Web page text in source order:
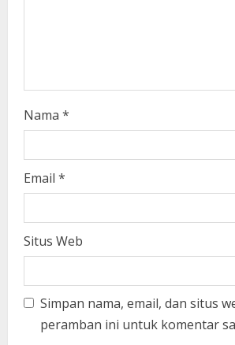
Nama *
Email *
Situs Web
Simpan nama, email, dan situs
peramban ini untuk komentar